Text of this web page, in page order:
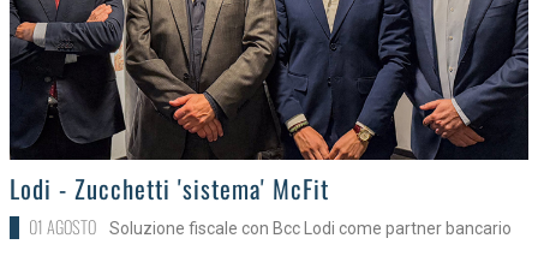
>Lodi - Zucchetti 'sistema' McFit
01 AGOSTO Soluzione fiscale con Bcc Lodi come partner bancario